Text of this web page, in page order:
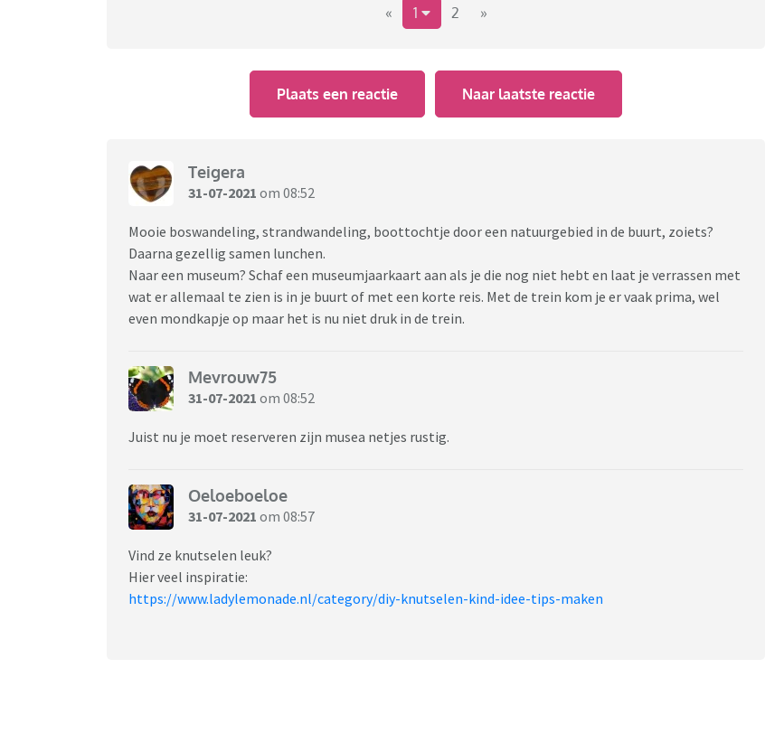
« 1 2 »
Plaats een reactie Naar laatste reactie
Teigera
31-07-2021 om 08:52
Mooie boswandeling, strandwandeling, boottochtje door een natuurgebied in de buurt, zoiets?
Daarna gezellig samen lunchen.
Naar een museum? Schaf een museumjaarkaart aan als je die nog niet hebt en laat je verrassen met
wat er allemaal te zien is in je buurt of met een korte reis. Met de trein kom je er vaak prima, wel
even mondkapje op maar het is nu niet druk in de trein.
Mevrouw75
31-07-2021 om 08:52
Juist nu je moet reserveren zijn musea netjes rustig.
Oeloeboeloe
31-07-2021 om 08:57
Vind ze knutselen leuk?
Hier veel inspiratie:
https://www.ladylemonade.nl/category/diy-knutselen-kind-idee-tips-maken